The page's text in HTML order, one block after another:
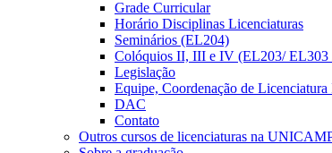
Grade Curricular
Horário Disciplinas Licenciaturas
Seminários (EL204)
Colóquios II, III e IV (EL203/ EL303
Legislação
Equipe, Coordenação de
DAC
Contato
Outros cursos de licenciaturas na